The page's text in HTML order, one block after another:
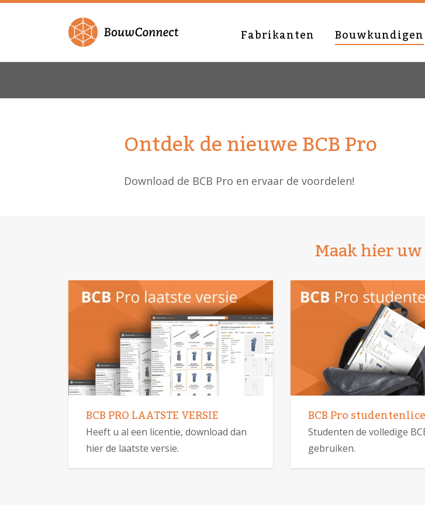
Fabrikanten Bouwkundigen
Ontdek de nieuwe BCB Pro
Download de BCB Pro en ervaar de voordelen!
Maak hier
BCB PRO LAATSTE VERSIE
Heeft u al een licentie, download dan
hier de laatste versie.
BCB Pro
Studenten de volledige
gebruiken.